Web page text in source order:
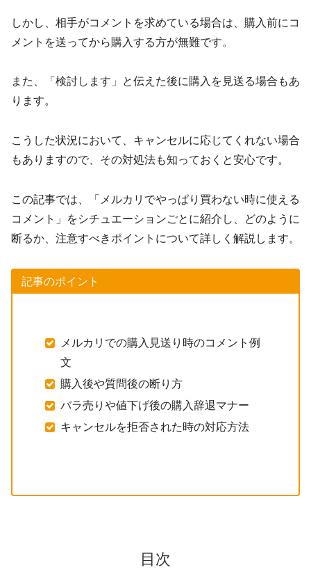
しかし、相手がコメントを求めている場合は、購入前にコ
メントを送ってから購入する方が無難です。
また、「検討します」と伝えた後に購入を見送る場合もあ
ります。
こうした状況において、キャンセルに応じてくれない場合
もありますので、その対処法も知っておくと安心です。
この記事では、「メルカリでやっぱり買わない時に使える
コメント」をシチュエーションごとに紹介し、どのように
断るか、注意すべきポイントについて詳しく解説します。
記事のポイント
メルカリでの購入見送り時のコメント例
文
購入後や質問後の断り方
バラ売りや値下げ後の購入辞退マナー
キャンセルを拒否された時の対応方法
目次